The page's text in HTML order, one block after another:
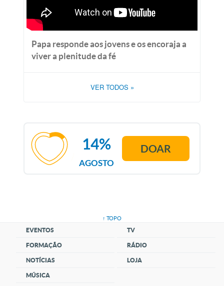
Papa responde aos jovens e os encoraja a
viver a plenitude da fé
VER TODOS »
AGOSTO
14% DOAR
↑ TOPO
EVENTOS
FORMAÇÃO
NOTÍCIAS
MÚSICA
TV
RÁDIO
LOJA